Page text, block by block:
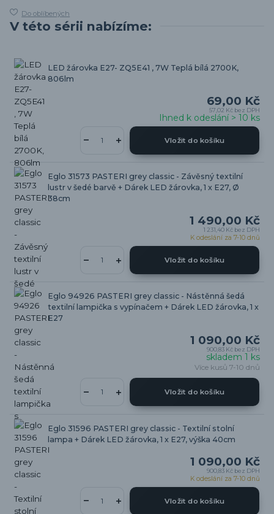
Do oblíbených
V této sérii nabízíme:
LED žárovka E27- ZQ5E41 , 7W Teplá bílá 2700K,
806lm
69,00 Kč
57,02 Kč bez DPH
Ihned k odeslání > 10 ks
Vložit do košíku
Eglo 31573 PASTERI grey classic - Závěsný textilní
lustr v šedé barvě + Dárek LED žárovka, 1 x E27, Ø
38cm
1 490,00 Kč
1 231,40 Kč bez DPH
K odeslání za 7-10 dnů
Vložit do košíku
Eglo 94926 PASTERI grey classic - Nástěnná šedá
textilní lampička s vypínačem + Dárek LED žárovka, 1 x
E27
1 090,00 Kč
900,83 Kč bez DPH
skladem 1 ks
Více kusů 7-10 dnů
Vložit do košíku
Eglo 31596 PASTERI grey classic - Textilní stolní
lampa + Dárek LED žárovka, 1 x E27, výška 40cm
1 090,00 Kč
900,83 Kč bez DPH
K odeslání za 7-10 dnů
Vložit do košíku